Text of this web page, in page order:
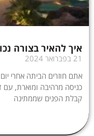
איך להאיר בצורה
21 בפברואר 2024
אתם חוזרים הביתה אחרי
כניסה מרהיבה ומוארת, עם
קבלת הפנים שממתינה